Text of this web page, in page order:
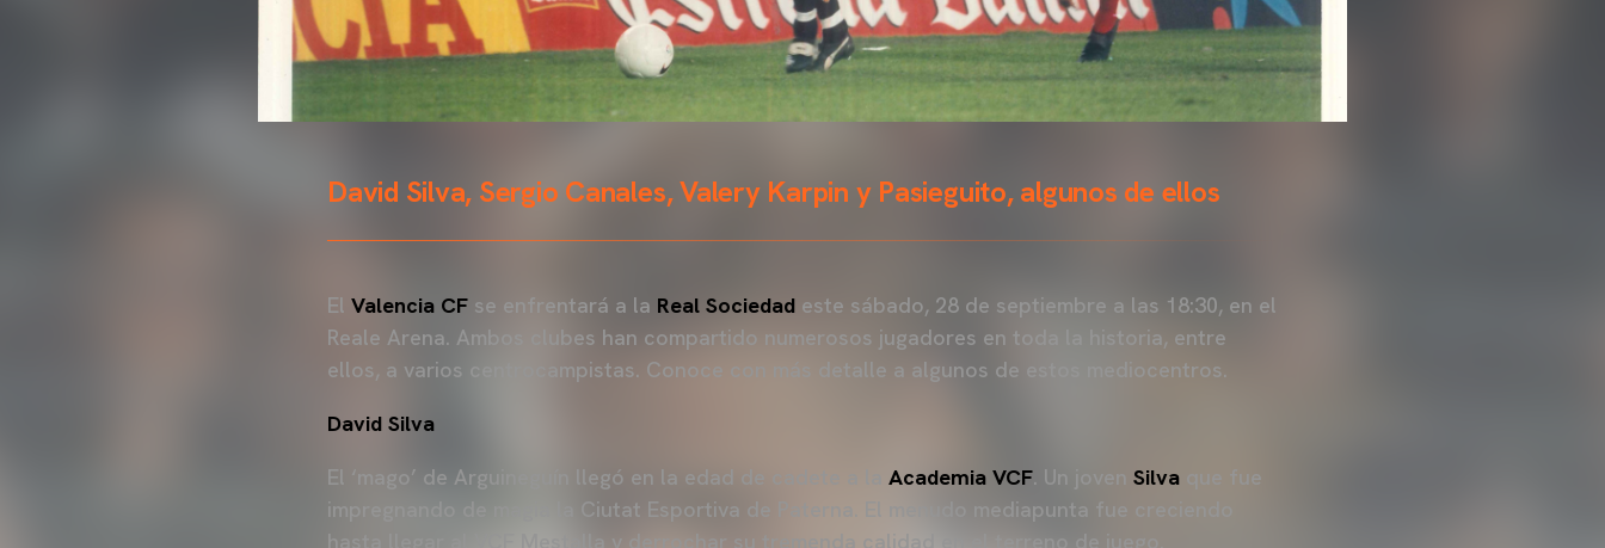
David Silva, Sergio Canales, Valery Karpin y Pasieguito, algunos de ellos
El Valencia CF se enfrentará a la Real Sociedad este sábado, 28 de septiembre a las 18:30, en el
Reale Arena. Ambos clubes han compartido numerosos jugadores en toda la historia, entre
ellos, a varios centrocampistas. Conoce con más detalle a algunos de estos mediocentros.
David Silva
El ‘mago’ de Arguineguín llegó en la edad de cadete a la Academia VCF. Un joven Silva que fue
impregnando de magia la Ciutat Esportiva de Paterna. El menudo mediapunta fue creciendo